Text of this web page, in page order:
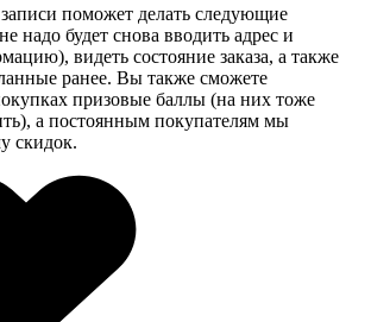
поможет делать следующие
надо будет снова вводить адрес и
видеть состояние заказа, а также
ранее. Вы также сможете
призовые баллы (на них тоже
а постоянным покупателям мы
скидок.